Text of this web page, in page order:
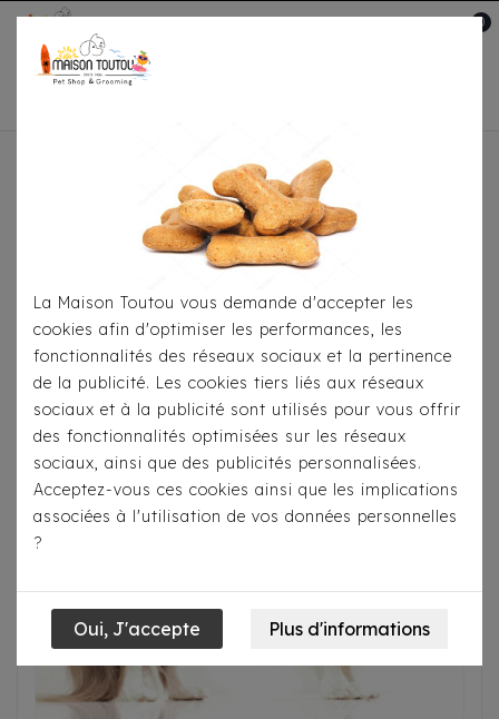
0
Accueil
Pour
Manteaux
Doudoune Milk & Pepper
Réversible Orson
La Maison Toutou vous demande d'accepter les
cookies afin d'optimiser les performances, les
fonctionnalités des réseaux sociaux et la pertinence
de la publicité. Les cookies tiers liés aux réseaux
sociaux et à la publicité sont utilisés pour vous offrir
des fonctionnalités optimisées sur les réseaux
sociaux, ainsi que des publicités personnalisées.
Acceptez-vous ces cookies ainsi que les implications
associées à l'utilisation de vos données personnelles
?